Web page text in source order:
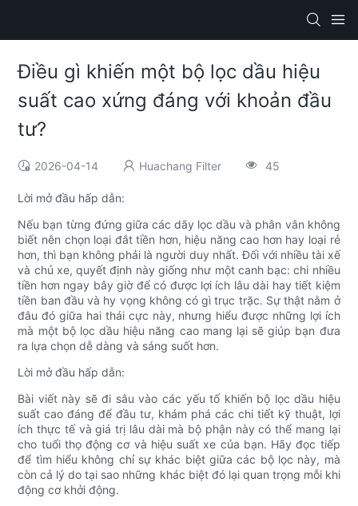
Điều gì khiến một bộ lọc dầu hiệu
suất cao xứng đáng với khoản đầu
tư?
2026-04-14 Huachang Filter 45
Lời mở đầu hấp dẫn:
Nếu bạn từng đứng giữa các dãy lọc dầu và phân vân không
biết nên chọn loại đắt tiền hơn, hiệu năng cao hơn hay loại rẻ
hơn, thì bạn không phải là người duy nhất. Đối với nhiều tài xế
và chủ xe, quyết định này giống như một canh bạc: chi nhiều
tiền hơn ngay bây giờ để có được lợi ích lâu dài hay tiết kiệm
tiền ban đầu và hy vọng không có gì trục trặc. Sự thật nằm ở
đâu đó giữa hai thái cực này, nhưng hiểu được những lợi ích
mà một bộ lọc dầu hiệu năng cao mang lại sẽ giúp bạn đưa
ra lựa chọn dễ dàng và sáng suốt hơn.
Lời mở đầu hấp dẫn:
Bài viết này sẽ đi sâu vào các yếu tố khiến bộ lọc dầu hiệu
suất cao đáng để đầu tư, khám phá các chi tiết kỹ thuật, lợi
ích thực tế và giá trị lâu dài mà bộ phận này có thể mang lại
cho tuổi thọ động cơ và hiệu suất xe của bạn. Hãy đọc tiếp
để tìm hiểu không chỉ sự khác biệt giữa các bộ lọc này, mà
còn cả lý do tại sao những khác biệt đó lại quan trọng mỗi khi
động cơ khởi động.